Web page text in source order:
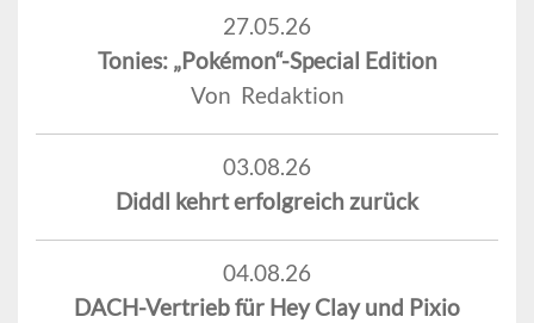
27.05.26
Tonies: „Pokémon“-Special Edition
Von Redaktion
03.08.26
Diddl kehrt erfolgreich zurück
04.08.26
DACH-Vertrieb für Hey Clay und Pixio